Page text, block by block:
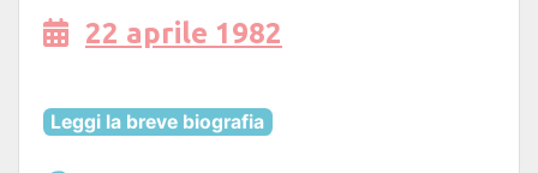
22 aprile 1982
Leggi la breve biografia